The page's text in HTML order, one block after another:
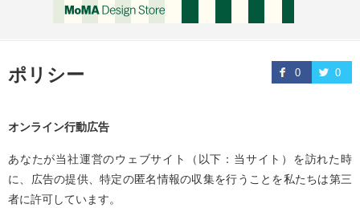
0 0
ポリシー
オンライン行動広告
あなたが当社運営のウェブサイト（以下：当サイト）を訪れた時
に、広告の提供、特定の匿名情報の収集を行うことを私たちは第三
者に許可しています。